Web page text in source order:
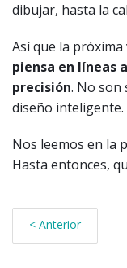
dibujar, hasta la
Así que la
piensa en líneas
precisión. No son
diseño inteligente.
Nos leemos en la
Hasta entonces,
< Anterior